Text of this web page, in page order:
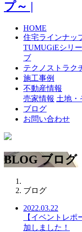
HOME
住宅ラインナッ
TUMUGiEシリ
ブ
テクノストラク
施工事例
不動産情報
売家情報 土地・
ブログ
お問い合わせ
BLOG ブログ
ブログ
2022.03.22
【イベントレ
加しました！